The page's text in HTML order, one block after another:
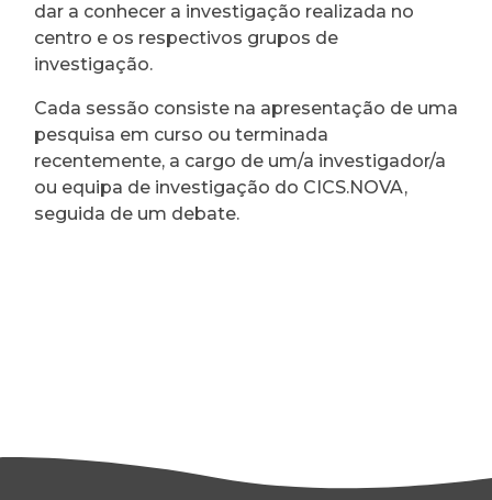
dar a conhecer a investigação realizada no
centro e os respectivos grupos de
investigação.
Cada sessão consiste na apresentação de uma
pesquisa em curso ou terminada
recentemente, a cargo de um/a investigador/a
ou equipa de investigação do CICS.NOVA,
seguida de um debate.